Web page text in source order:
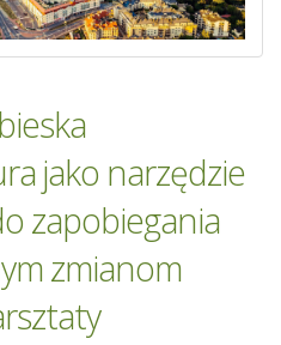
jako narzędzie
zapobiegania
zmianom